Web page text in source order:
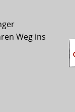
Weg ins